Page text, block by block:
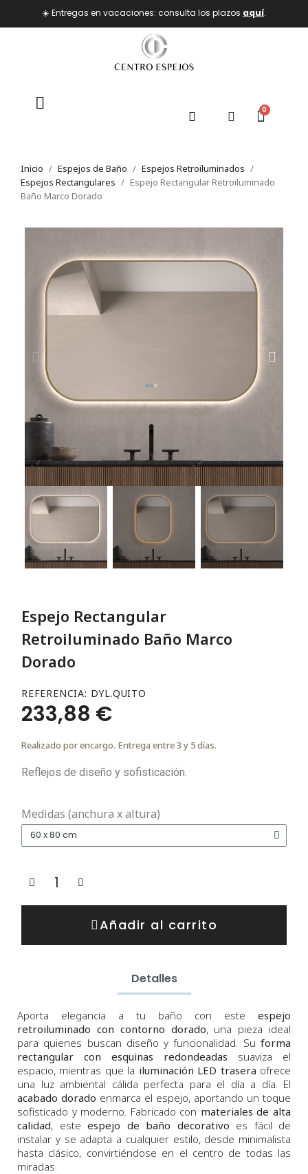
☀️ Entregas en vacaciones: consulta los plazos aquí.
Inicio Espejos de Baño
Espejos Retroiluminados
Espejos Rectangulares
Espejo Rectangular Retroiluminado
Baño Marco Dorado
Espejo Rectangular
Retroiluminado Baño Marco
Dorado
REFERENCIA DYL.QUITO
233,88 €
Realizado por encargo. Entrega entre 3 y 5 días.
Reflejos de diseño y sofisticación.
Medidas (anchura x altura)
Añadir al carrito
Detalles
Aporta elegancia a tu baño con este espejo
retroiluminado con contorno dorado, una pieza ideal
para quienes buscan diseño y funcionalidad. Su forma
rectangular con esquinas redondeadas suaviza el
espacio, mientras que la iluminación LED trasera ofrece
una luz ambiental cálida perfecta para el día a día. El
acabado dorado enmarca el espejo, aportando un toque
sofisticado y moderno. Fabricado con materiales de alta
calidad, este espejo de baño decorativo es fácil de
instalar y se adapta a cualquier estilo, desde minimalista
hasta clásico, convirtiéndose en el centro de todas las
miradas.